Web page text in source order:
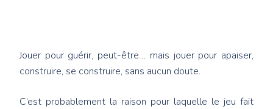
Jouer pour guérir, peut-être… mais jouer pour apaiser,
construire, se construire, sans aucun doute.
C’est probablement la raison pour laquelle le jeu fait